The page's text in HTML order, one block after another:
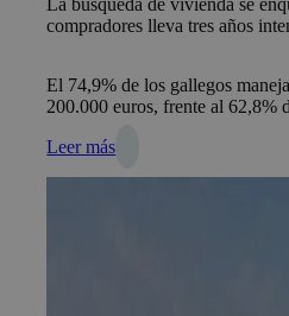
La búsqueda de vivienda se
compradores lleva tres años
El 74,9% de los gallegos
200.000 euros, frente al 62,8%
Leer más